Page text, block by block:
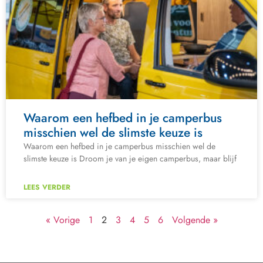
Waarom een hefbed in je camperbus
misschien wel de slimste keuze is
Waarom een hefbed in je camperbus misschien wel de
slimste keuze is Droom je van je eigen camperbus, maar blijf
LEES VERDER
« Vorige 1 2 3 4 5 6 Volgende »